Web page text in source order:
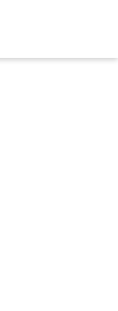
Test- 1214 ◆